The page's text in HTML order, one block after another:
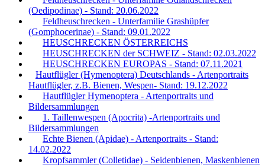
(Oedipodinae) - Stand: 20.06.2022
Feldheuschrecken - Unterfamilie Grashüpfer
(Gomphocerinae) - Stand: 09.01.2022
HEUSCHRECKEN ÖSTERREICHS
HEUSCHRECKEN der SCHWEIZ - Stand: 02.03.2022
HEUSCHRECKEN EUROPAS - Stand: 07.11.2021
Hautflügler (Hymenoptera) Deutschlands - Artenportraits
Hautflügler, z.B. Bienen, Wespen- Stand: 19.12.2022
Hautflügler Hymenoptera - Artenportraits und
Bildersammlungen
1. Taillenwespen (Apocrita) -Artenportraits und
Bildersammlungen
Echte Bienen (Apidae) - Artenportraits - Stand:
14.02.2022
Kropfsammler (Colletidae) - Seidenbienen, Maskenbienen